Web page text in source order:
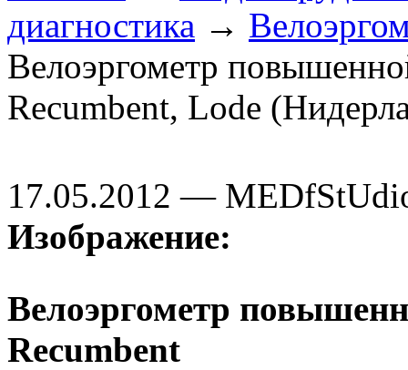
диагностика →
Велоэргометр
Recumbent, Lode
17.05.2012 —
Изображение:
Велоэргометр
Recumbent